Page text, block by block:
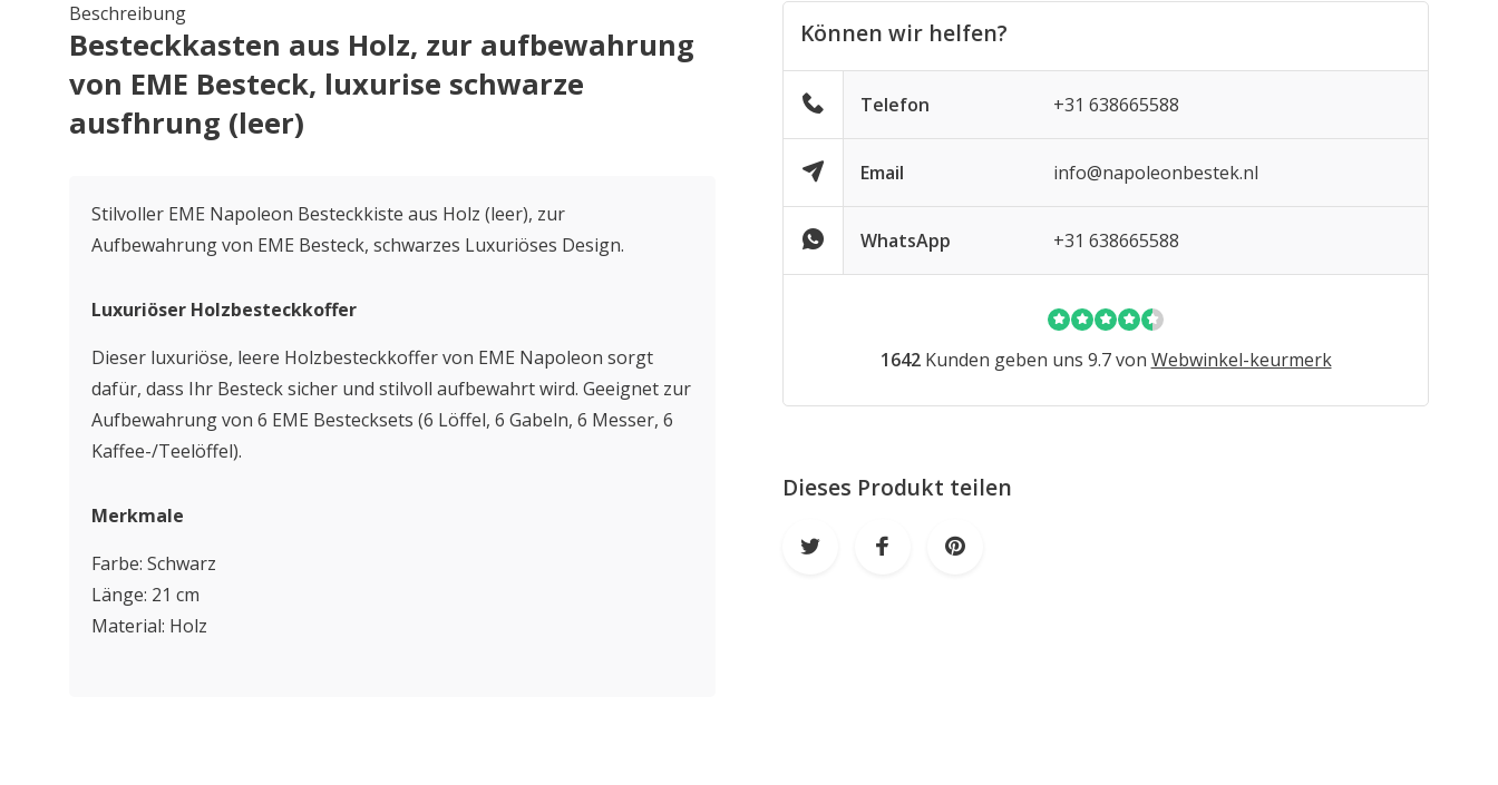
Beschreibung
Besteckkasten aus Holz, zur aufbewahrung
von EME Besteck, luxurise schwarze
ausfhrung (leer)
Stilvoller EME Napoleon Besteckkiste aus Holz (leer), zur
Aufbewahrung von EME Besteck, schwarzes Luxuriöses Design.
Luxuriöser Holzbesteckkoffer
Dieser luxuriöse, leere Holzbesteckkoffer von EME Napoleon sorgt
dafür, dass Ihr Besteck sicher und stilvoll aufbewahrt wird. Geeignet zur
Aufbewahrung von 6 EME Bestecksets (6 Löffel, 6 Gabeln, 6 Messer, 6
Kaffee-/Teelöffel).
Merkmale
Farbe: Schwarz
Länge: 21 cm
Material: Holz
Können wir helfen?
Telefon +31 638665588
Email info@napoleonbestek.nl
WhatsApp +31 638665588
1642Kunden geben uns 9.7 von Webwinkel-keurmerk
Dieses Produkt teilen